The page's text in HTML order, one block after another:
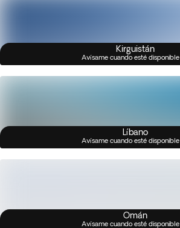
Kirguistán
Avísame cuando esté disponible
Líbano
Avísame cuando esté disponible
Omán
Avísame cuando esté disponible